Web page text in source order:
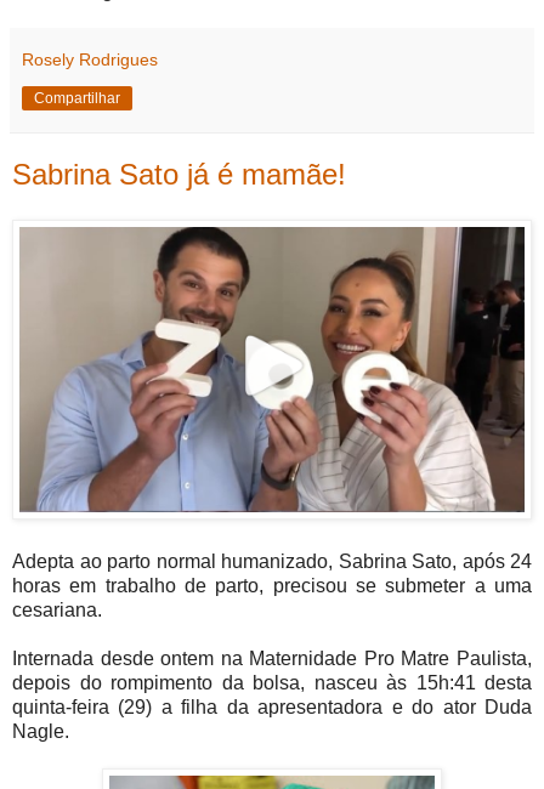
Rosely Rodrigues
Compartilhar
Sabrina Sato já é mamãe!
Adepta ao parto normal humanizado, Sabrina Sato, após 24
horas em trabalho de parto, precisou se submeter a uma
cesariana.
Internada desde ontem na Maternidade Pro Matre Paulista,
depois do rompimento da bolsa, nasceu às 15h:41 desta
quinta-feira (29) a filha da apresentadora e do ator Duda
Nagle.